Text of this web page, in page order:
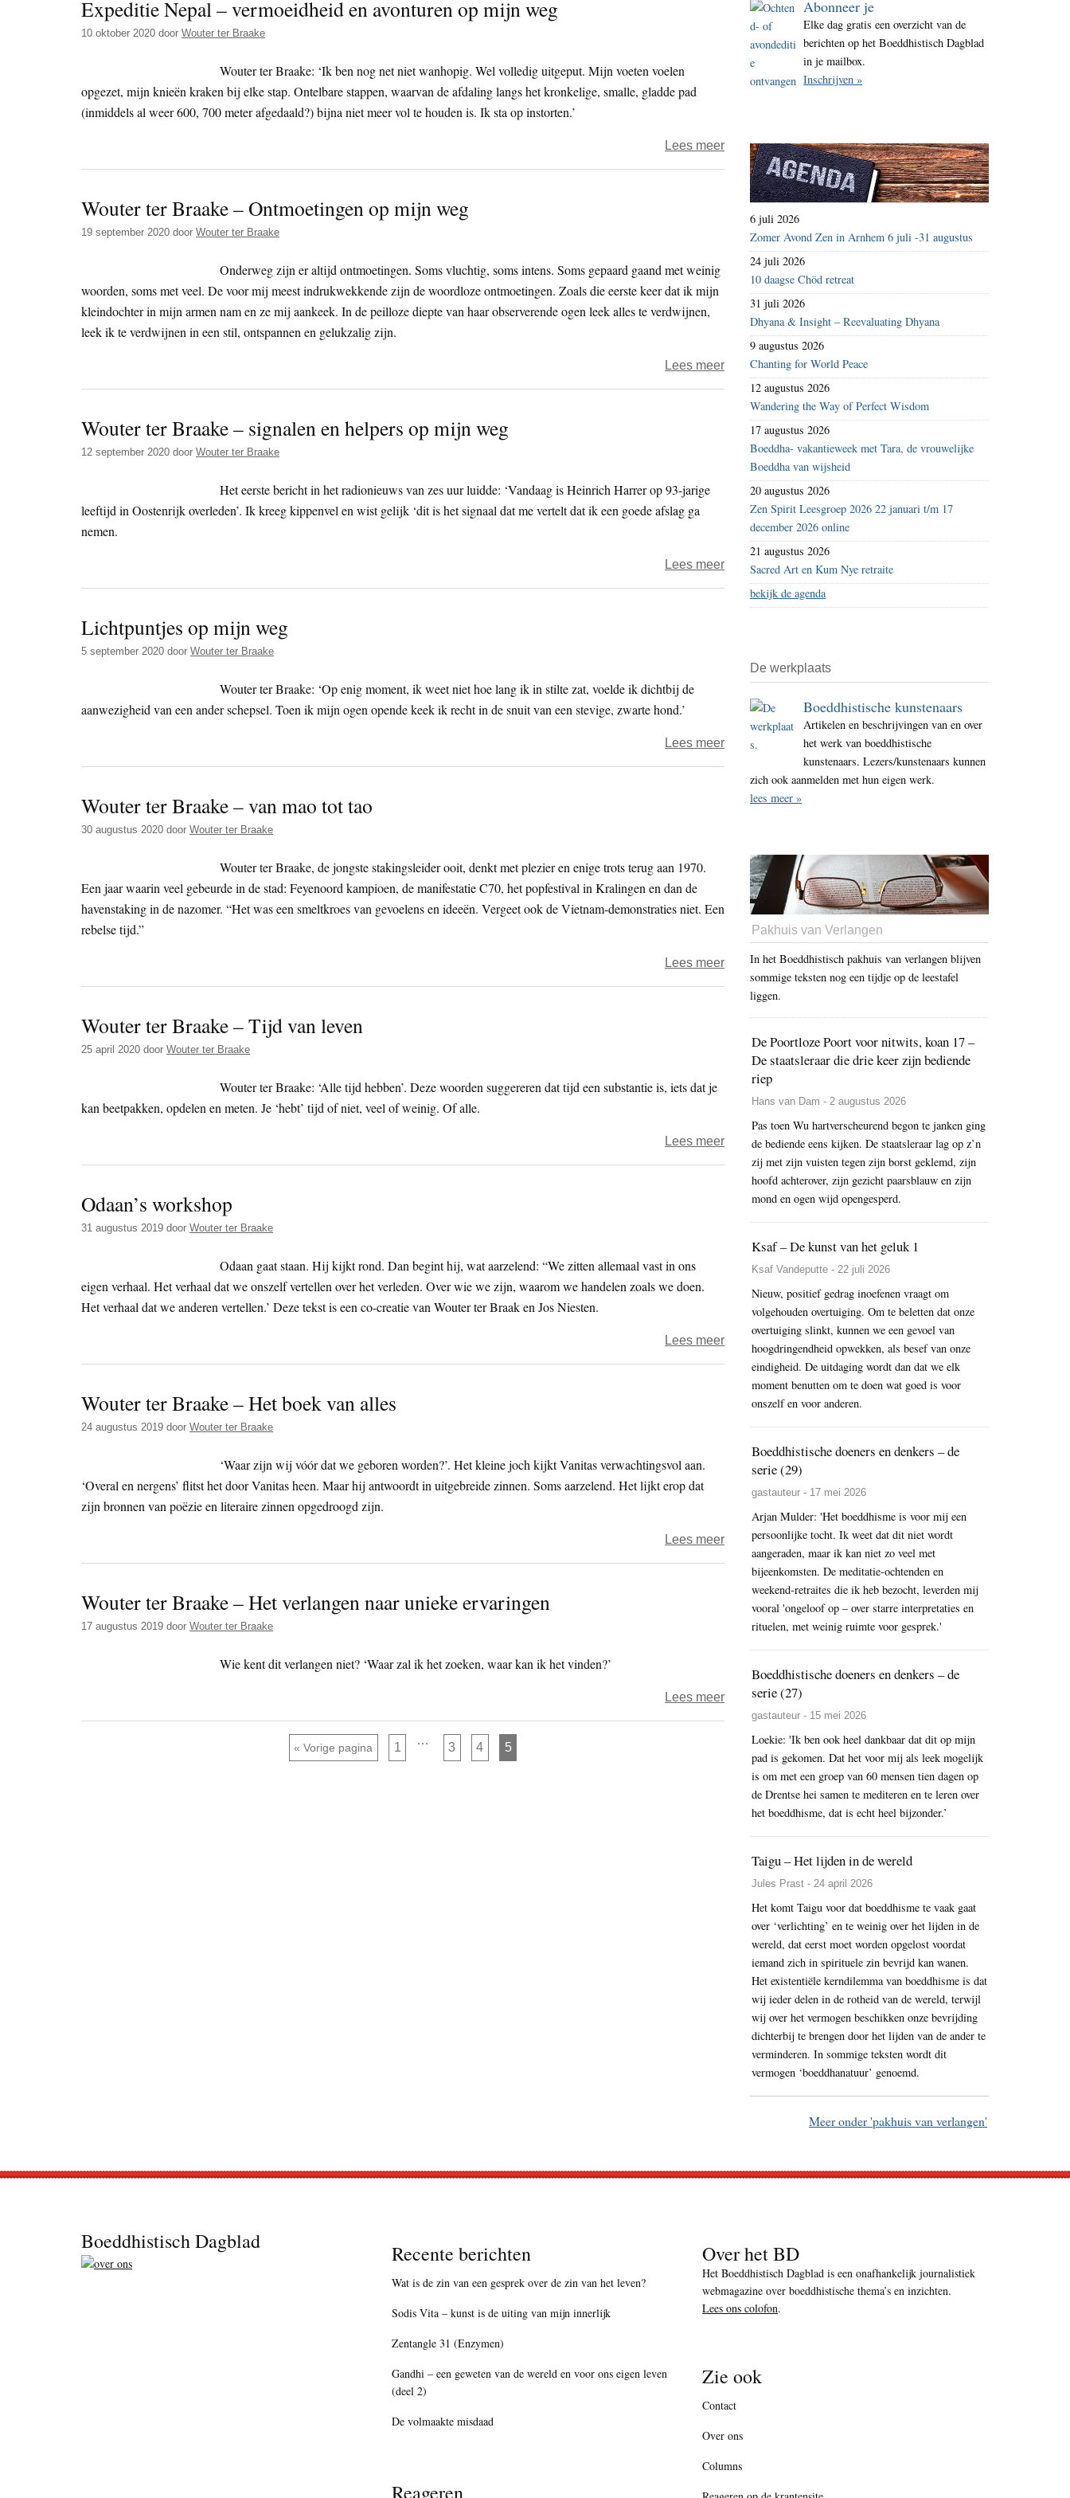
i
t
Expeditie Nepal – vermoeidheid en avonturen op mijn weg
10 oktober 2020 door Wouter ter Braake
Wouter ter Braake: ‘Ik ben nog net niet wanhopig. Wel volledig uitgeput. Mijn voeten voelen
opgezet, mijn knieën kraken bij elke stap. Ontelbare stappen, waarvan de afdaling langs het kronkelige, smalle, gladde pad
(inmiddels al weer 600, 700 meter afgedaald?) bijna niet meer vol te houden is. Ik sta op instorten.’
Lees meerover
Expeditie
Nepal
vermoeidheid
avonturen
Wouter ter Braake – Ontmoetingen op mijn weg
19 september 2020 door Wouter ter Braake
Onderweg zijn er altijd ontmoetingen. Soms vluchtig, soms intens. Soms gepaard gaand met weinig
woorden, soms met veel. De voor mij meest indrukwekkende zijn de woordloze ontmoetingen. Zoals die eerste keer dat ik mijn
kleindochter in mijn armen nam en ze mij aankeek. In de peilloze diepte van haar observerende ogen leek alles te verdwijnen,
leek ik te verdwijnen in een stil, ontspannen en gelukzalig zijn.
Lees meerover
Wouter
Braake
Ontmoetingen
Wouter ter Braake – signalen en helpers op mijn weg
12 september 2020 door Wouter ter Braake
Het eerste bericht in het radionieuws van zes uur luidde: ‘Vandaag is Heinrich Harrer op 93-jarige
leeftijd in Oostenrijk overleden’. Ik kreeg kippenvel en wist gelijk ‘dit is het signaal dat me vertelt dat ik een goede afslag ga
nemen.
Lees meerover
Wouter
signalen
helpers
mijn
weg
Lichtpuntjes op mijn weg
5 september 2020 door Wouter ter Braake
Wouter ter Braake: ‘Op enig moment, ik weet niet hoe lang ik in stilte zat, voelde ik dichtbij de
aanwezigheid van een ander schepsel. Toen ik mijn ogen opende keek ik recht in de snuit van een stevige, zwarte hond.’
Lees meerover
Wouter ter Braake – van mao tot tao
30 augustus 2020 door Wouter ter Braake
Wouter ter Braake, de jongste stakingsleider ooit, denkt met plezier en enige trots terug aan 1970.
Een jaar waarin veel gebeurde in de stad: Feyenoord kampioen, de manifestatie C70, het popfestival in Kralingen en dan de
havenstaking in de nazomer. “Het was een smeltkroes van gevoelens en ideeën. Vergeet ook de Vietnam-demonstraties niet. Een
rebelse tijd.”
Lees meerover
Wouter
Wouter ter Braake – Tijd van leven
25 april 2020 door Wouter ter Braake
Wouter ter Braake: ‘Alle tijd hebben’. Deze woorden suggereren dat tijd een substantie is, iets dat je
kan beetpakken, opdelen en meten. Je ‘hebt’ tijd of niet, veel of weinig. Of alle.
Lees meerover
Wouter
Braake
Odaan’s workshop
31 augustus 2019 door Wouter ter Braake
Odaan gaat staan. Hij kijkt rond. Dan begint hij, wat aarzelend: “We zitten allemaal vast in ons
eigen verhaal. Het verhaal dat we onszelf vertellen over het verleden. Over wie we zijn, waarom we handelen zoals we doen.
Het verhaal dat we anderen vertellen.’ Deze tekst is een co-creatie van Wouter ter Braak en Jos Niesten.
Lees meerover
Odaan’s
workshop
Wouter ter Braake – Het boek van alles
24 augustus 2019 door Wouter ter Braake
‘Waar zijn wij vóór dat we geboren worden?’. Het kleine joch kijkt Vanitas verwachtingsvol aan.
‘Overal en nergens’ flitst het door Vanitas heen. Maar hij antwoordt in uitgebreide zinnen. Soms aarzelend. Het lijkt erop dat
zijn bronnen van poëzie en literaire zinnen opgedroogd zijn.
Lees meerover
Wouter
alles
Wouter ter Braake – Het verlangen naar unieke ervaringen
17 augustus 2019 door Wouter ter Braake
Wie kent dit verlangen niet? ‘Waar zal ik het zoeken, waar kan ik het vinden?’
Lees meerover
Wouter
Braake
verlangen
unieke
ervaringen
«Ga naar
Vorige pagina Pagina
1
Interim
pagina's
… Pagina
3 Pagina
4 Pagina
5
Abonneer je
Elke dag gratis een overzicht van de
berichten op het Boeddhistisch Dagblad
in je mailbox.
Inschrijven »
6 juli 2026
Zomer Avond Zen in Arnhem 6 juli -31 augustus
24 juli 2026
10 daagse Chöd retreat
31 juli 2026
Dhyana & Insight – Reevaluating Dhyana
9 augustus 2026
Chanting for World Peace
12 augustus 2026
Wandering the Way of Perfect Wisdom
17 augustus 2026
Boeddha- vakantieweek met Tara, de vrouwelijke
Boeddha van wijsheid
20 augustus 2026
Zen Spirit Leesgroep 2026 22 januari t/m 17
december 2026 online
21 augustus 2026
Sacred Art en Kum Nye retraite
bekijk de agenda
De werkplaats
Boeddhistische kunstenaars
Artikelen en beschrijvingen van en over
het werk van boeddhistische
kunstenaars. Lezers/kunstenaars kunnen
zich ook aanmelden met hun eigen werk.
lees meer »
Pakhuis van Verlangen
In het Boeddhistisch pakhuis van verlangen blijven
sommige teksten nog een tijdje op de leestafel
liggen.
De Poortloze Poort voor nitwits, koan 17 –
De staatsleraar die drie keer zijn bediende
riep
Hans van Dam - 2 augustus 2026
Pas toen Wu hartverscheurend begon te janken ging
de bediende eens kijken. De staatsleraar lag op z’n
zij met zijn vuisten tegen zijn borst geklemd, zijn
hoofd achterover, zijn gezicht paarsblauw en zijn
mond en ogen wijd opengesperd.
Ksaf – De kunst van het geluk 1
Ksaf Vandeputte - 22 juli 2026
Nieuw, positief gedrag inoefenen vraagt om
volgehouden overtuiging. Om te beletten dat onze
overtuiging slinkt, kunnen we een gevoel van
hoogdringendheid opwekken, als besef van onze
eindigheid. De uitdaging wordt dan dat we elk
moment benutten om te doen wat goed is voor
onszelf en voor anderen.
Boeddhistische doeners en denkers – de
serie (29)
gastauteur - 17 mei 2026
Arjan Mulder: 'Het boeddhisme is voor mij een
persoonlijke tocht. Ik weet dat dit niet wordt
aangeraden, maar ik kan niet zo veel met
bijeenkomsten. De meditatie-ochtenden en
weekend-retraites die ik heb bezocht, leverden mij
vooral 'ongeloof op – over starre interpretaties en
rituelen, met weinig ruimte voor gesprek.'
Boeddhistische doeners en denkers – de
serie (27)
gastauteur - 15 mei 2026
Loekie: 'Ik ben ook heel dankbaar dat dit op mijn
pad is gekomen. Dat het voor mij als leek mogelijk
is om met een groep van 60 mensen tien dagen op
de Drentse hei samen te mediteren en te leren over
het boeddhisme, dat is echt heel bijzonder.’
Taigu – Het lijden in de wereld
Jules Prast - 24 april 2026
Het komt Taigu voor dat boeddhisme te vaak gaat
over ‘verlichting’ en te weinig over het lijden in de
wereld, dat eerst moet worden opgelost voordat
iemand zich in spirituele zin bevrijd kan wanen.
Het existentiële kerndilemma van boeddhisme is dat
wij ieder delen in de rotheid van de wereld, terwijl
wij over het vermogen beschikken onze bevrijding
dichterbij te brengen door het lijden van de ander te
verminderen. In sommige teksten wordt dit
vermogen ‘boeddhanatuur’ genoemd.
Meer onder 'pakhuis van verlangen'
Boeddhistisch Dagblad Recente berichten
Wat is de zin van een gesprek over de zin van het leven?
Sodis Vita – kunst is de uiting van mijn innerlijk
Zentangle 31 (Enzymen)
Gandhi – een geweten van de wereld en voor ons eigen leven
(deel 2)
De volmaakte misdaad
Reageren
Over het BD
Het Boeddhistisch Dagblad is een onafhankelijk journalistiek
webmagazine over boeddhistische thema’s en inzichten.
Lees ons colofon.
Zie ook
Contact
Over ons
Columns